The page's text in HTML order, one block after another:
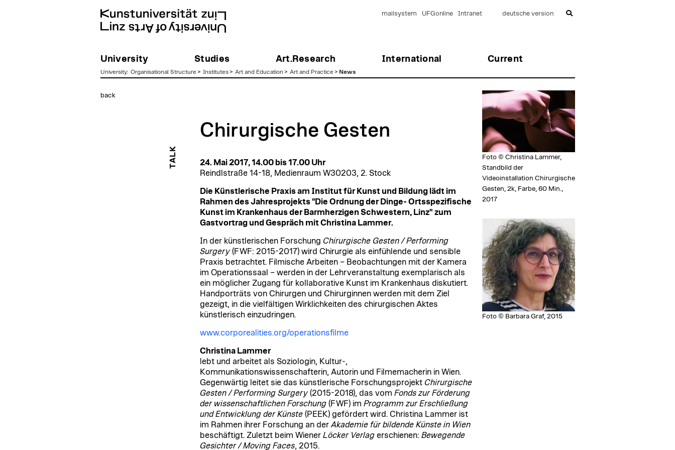
University Studies Art.Research International Current
mailsystem UFGonline Intranet deutsche version
University: Organisational Structure > Institutes> Art and Education > Art and Practice > News
back
TALK
Chirurgische Gesten
24. Mai 2017, 14.00 bis 17.00 Uhr​
Reindlstraße 14-18, Medienraum W30203, 2. Stock
Die Künstlerische Praxis am Institut für Kunst und Bildung lädt​ im
Rahmen des Jahresprojekts "Die Ordnung der Dinge- Ortsspezifische
Kunst im Krankenhaus der Barmherzigen Schwestern, Linz" zum
Gastvortrag und Gespräch mit​ Christina Lammer.
In der künstlerischen Forschung Chirurgische Gesten / Performing
Surgery (FWF: 2015-2017) wird Chirurgie als einfühlende und sensible
Praxis betrachtet. Filmische Arbeiten – Beobachtungen mit der Kamera
im Operationssaal – werden in der Lehrveranstaltung exemplarisch als
ein möglicher Zugang für kollaborative Kunst im Krankenhaus diskutiert.
Handporträts von Chirurgen und Chirurginnen werden mit dem Ziel
gezeigt, in die vielfältigen Wirklichkeiten des chirurgischen Aktes
künstlerisch einzudringen.
www.corporealities.org/operationsfilme
Christina Lammer
lebt und arbeitet als Soziologin, Kultur-,
Kommunikationswissenschafterin, Autorin und Filmemacherin in Wien.
Gegenwärtig leitet sie das künstlerische Forschungsprojekt Chirurgische
Gesten / Performing Surgery(2015-2018), das vom Fonds zur Förderung
der wissenschaftlichen Forschung(FWF) im Programm zur Erschließung
und Entwicklung der Künste(PEEK) gefördert wird. Christina Lammer ist
im Rahmen ihrer Forschung an der Akademie für bildende Künste in Wien
beschäftigt. Zuletzt beim Wiener Löcker Verlagerschienen: Bewegende
Gesichter / Moving Faces, 2015.
Foto © Christina Lammer,
Standbild der
Videoinstallation Chirurgische
Gesten, 2k, Farbe, 60 Min.,
2017
Foto © Barbara Graf, 2015